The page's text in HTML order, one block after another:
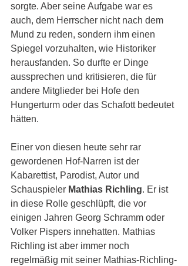
sorgte. Aber seine Aufgabe war es
auch, dem Herrscher nicht nach dem
Mund zu reden, sondern ihm einen
Spiegel vorzuhalten, wie Historiker
herausfanden. So durfte er Dinge
aussprechen und kritisieren, die für
andere Mitglieder bei Hofe den
Hungerturm oder das Schafott bedeutet
hätten.
Einer von diesen heute sehr rar
gewordenen Hof-Narren ist der
Kabarettist, Parodist, Autor und
Schauspieler Mathias Richling. Er ist
in diese Rolle geschlüpft, die vor
einigen Jahren Georg Schramm oder
Volker Pispers innehatten. Mathias
Richling ist aber immer noch
regelmäßig mit seiner Mathias-Richling-